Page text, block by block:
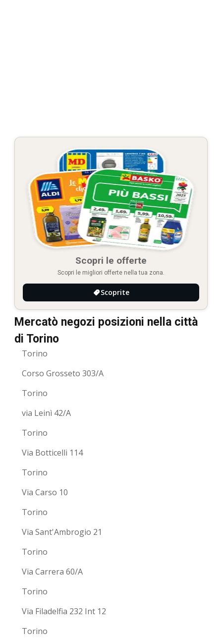
Scopri le offerte
Scopri le migliori offerte nella tua zona.
Scoprite
Mercatò negozi posizioni nella città
di Torino
Torino
Corso Grosseto 303/A
Torino
via Leinì 42/A
Torino
Via Botticelli 114
Torino
Via Carso 10
Torino
Via Sant'Ambrogio 21
Torino
Via Carrera 60/A
Torino
Via Filadelfia 232 Int 12
Torino